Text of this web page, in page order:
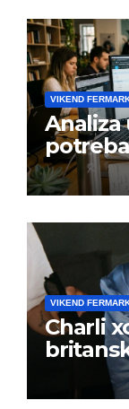
VIKEND
VIKEND
Charli
istoj